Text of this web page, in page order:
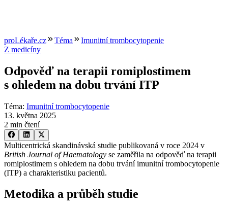
proLékaře.cz Téma
Imunitní trombocytopenie
Z medicíny
Odpověď na terapii romiplostimem
s ohledem na dobu trvání ITP
Téma: Imunitní trombocytopenie
13. května 2025
2 min čtení
Multicentrická skandinávská studie publikovaná v roce 2024 v
British Journal of Haematology se zaměřila na odpověď na terapii
romiplostimem s ohledem na dobu trvání imunitní trombocytopenie
(ITP) a charakteristiku pacientů.
Metodika a průběh studie